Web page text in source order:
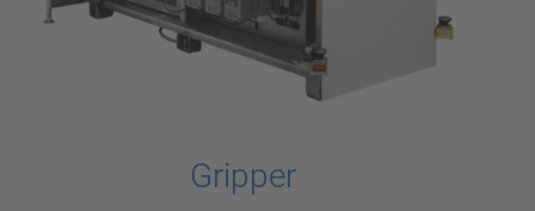
Gripper